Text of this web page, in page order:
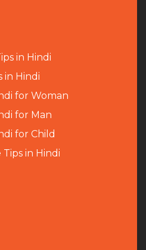
in Hindi
in Hindi
for Woman
for Man
for Child
in Hindi